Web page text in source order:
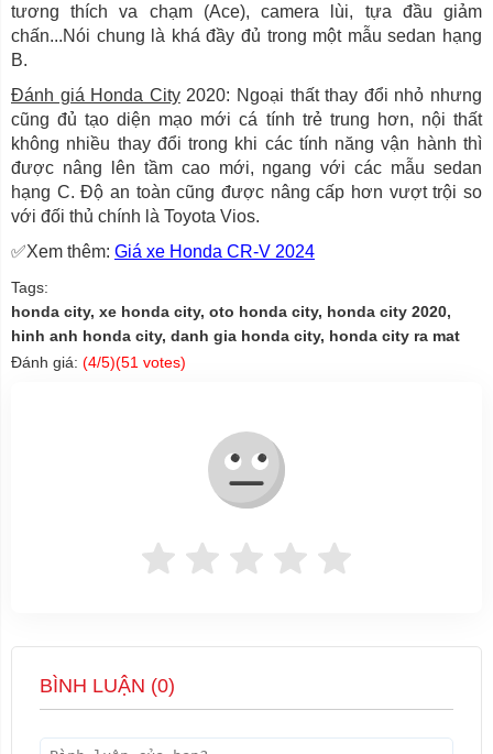
tương thích va chạm (Ace), camera lùi, tựa đầu giảm
chấn...Nói chung là khá đầy đủ trong một mẫu sedan hạng
B.
Đánh giá Honda City2020: Ngoại thất thay đổi nhỏ nhưng
cũng đủ tạo diện mạo mới cá tính trẻ trung hơn, nội thất
không nhiều thay đổi trong khi các tính năng vận hành thì
được nâng lên tầm cao mới, ngang với các mẫu sedan
hạng C. Độ an toàn cũng được nâng cấp hơn vượt trội so
với đối thủ chính là Toyota Vios.
✅Xem thêm: Giá xe Honda CR-V 2024
Tags:
honda city, xe honda city, oto honda city, honda city 2020,
hinh anh honda city, danh gia honda city, honda city ra mat
Đánh giá: (4/5)(51 votes)
BÌNH LUẬN (0)